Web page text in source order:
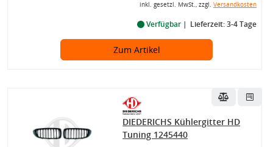
inkl. gesetzl. MwSt., zzgl. Versandkosten
Verfügbar Lieferzeit: 3-4 Tage
Zum Artikel
DIEDERICHS Kühlergitter HD
Tuning 1245440